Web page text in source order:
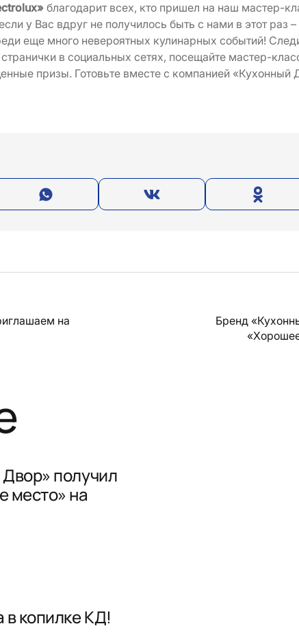
благодарит всех, кто пришел на наш мастер-
у Вас вдруг не получилось быть с нами в этот раз
еще много невероятных кулинарных событий!
в социальных сетях, посещайте мастер-
призы. Готовьте вместе с компанией «Кухонный
на
Бренд
получил
место» на
копилке КД!